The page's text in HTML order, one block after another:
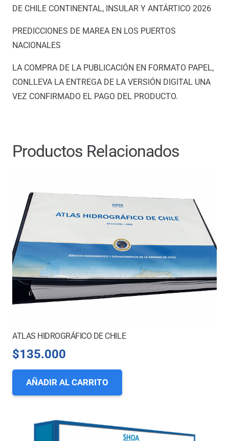
(Edición
2026)
cantidad
DE CHILE CONTINENTAL, INSULAR Y ANTÁRTICO 2026
PREDICCIONES DE MAREA EN LOS PUERTOS
NACIONALES
LA COMPRA DE LA PUBLICACIÓN EN FORMATO PAPEL,
CONLLEVA LA ENTREGA DE LA VERSIÓN DIGITAL UNA
VEZ CONFIRMADO EL PAGO DEL PRODUCTO.
Productos Relacionados
ATLAS HIDROGRÁFICO DE CHILE
$135.000
AÑADIR AL CARRITO